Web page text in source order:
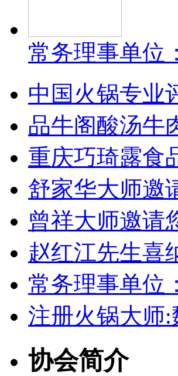
常务理事单位
中国火锅专业
品牛阁酸汤牛
重庆巧琦露食
舒家华大师邀
曾祥大师邀请
赵红江先生喜
常务理事单位
注册火锅大师:
协会简介